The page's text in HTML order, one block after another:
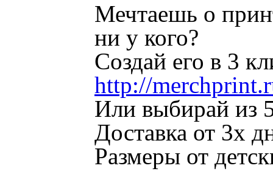
Мечтаешь о
ни у кого?
Создай его в 3
http://
Или выбирай из
Доставка от 3х
Размеры от